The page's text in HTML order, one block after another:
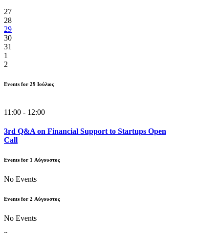
27
28
29
30
31
1
2
Events for 29 Ιούλιος
11:00 - 12:00
3rd Q&A on Financial Support to Startups Open
Call
Events for 1 Αύγουστος
No Events
Events for 2 Αύγουστος
No Events